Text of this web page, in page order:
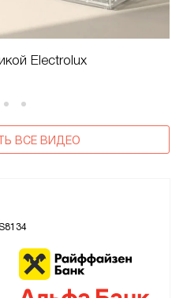
Electrolux
ВСЕ ВИДЕО